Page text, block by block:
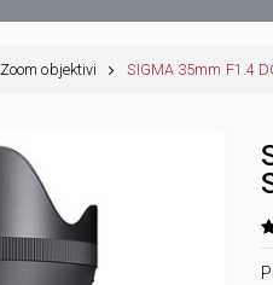
Zoom objektivi SIGMA 35mm F1.4